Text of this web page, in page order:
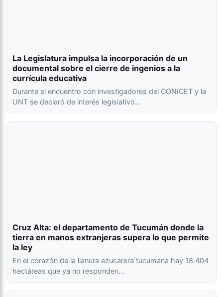
La Legislatura impulsa la incorporación de un
documental sobre el cierre de ingenios a la
currícula educativa
Durante el encuentro con investigadores del CONICET y la
UNT se declaró de interés legislativo…
Cruz Alta: el departamento de Tucumán donde la
tierra en manos extranjeras supera lo que permite
la ley
En el corazón de la llanura azucarera tucumana hay 18.404
hectáreas que ya no responden…